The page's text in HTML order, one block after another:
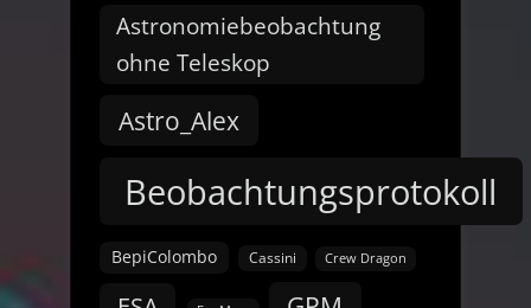
Astronomiebeobachtung
ohne Teleskop
Astro_Alex
Beobachtungsprotokoll
BepiColombo Cassini Crew Dragon